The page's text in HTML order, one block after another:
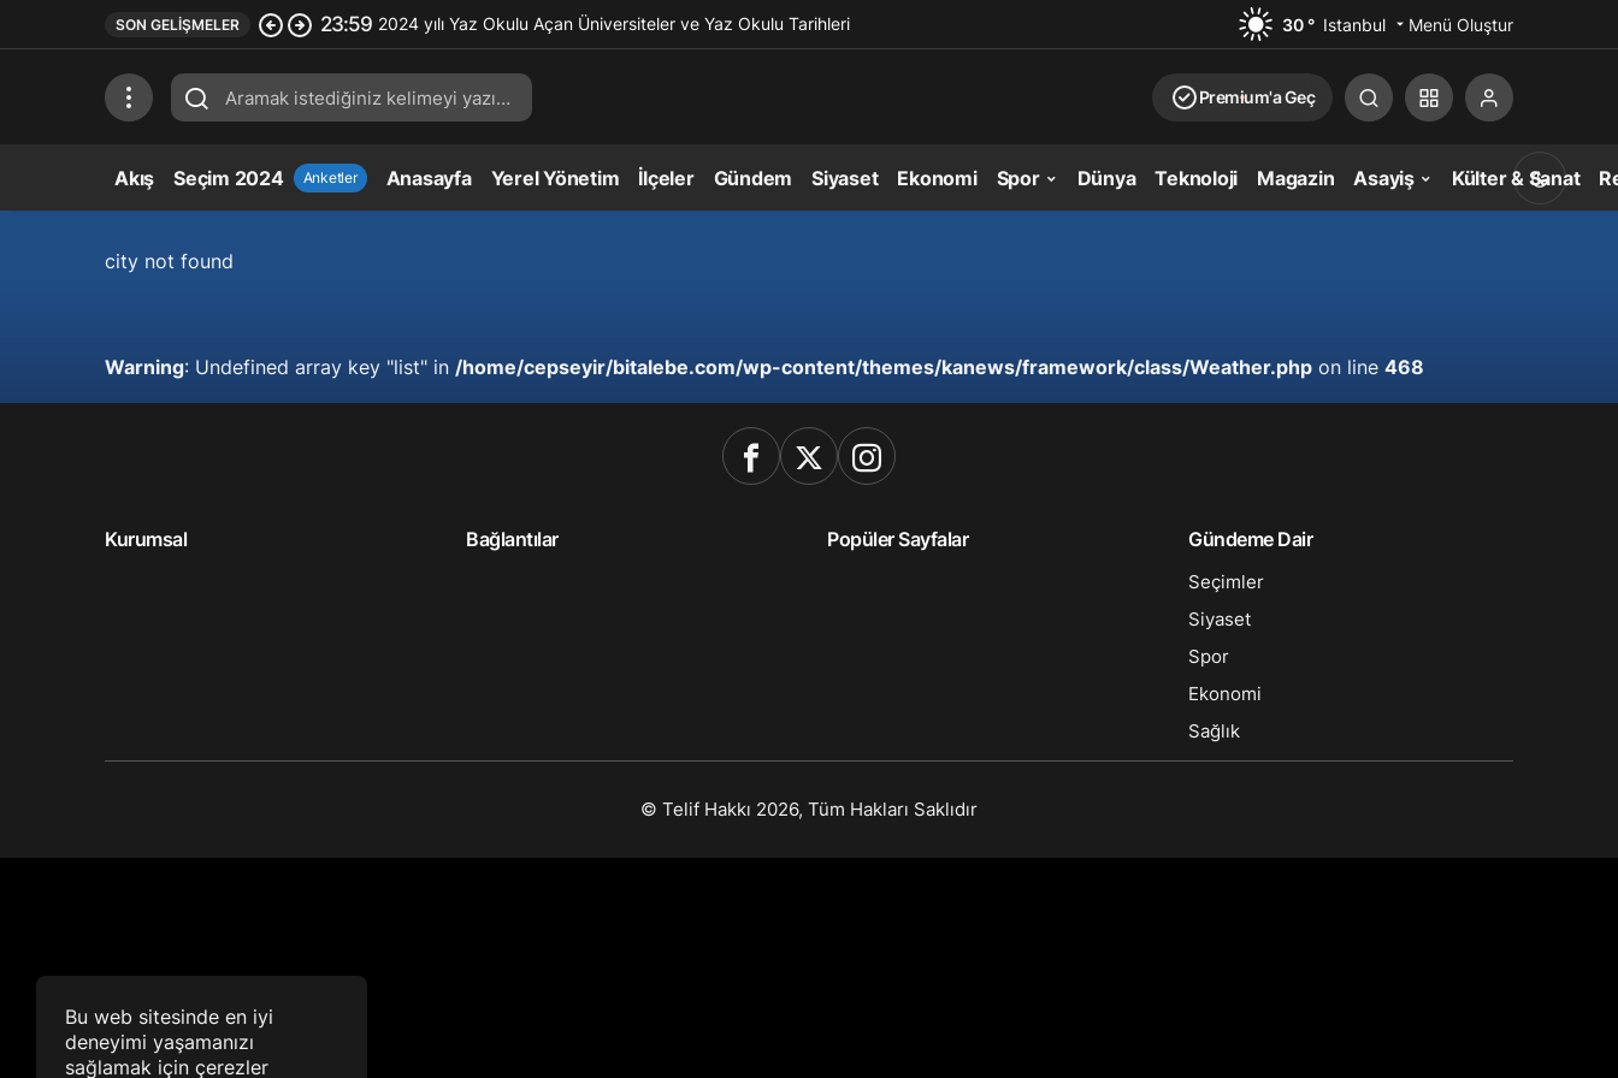
SON GELIŞMELER 23:59 2024 yılı Yaz Okulu Açan Üniversiteler ve Yaz Okulu Tarihleri 30 ° Istanbul Menü Oluştur
Premium'a Geç
Akış Seçim 2024 Anketler Anasayfa Yerel Yönetim İlçeler Gündem Siyaset Ekonomi Spor Dünya Teknoloji Magazin Asayiş Külter & Sanat
Gündüz Modu
city not found
Warning: Undefined array key "list" in /home/cepseyir/bitalebe.com/wp-content/themes/kanews/framework/class/Weather.php on line 468
Bu web sitesinde en iyi
deneyimi yaşamanızı
sağlamak için çerezler
Kurumsal Bağlantılar Popüler Sayfalar Gündeme Dair
Seçimler
Siyaset
Spor
Ekonomi
Sağlık
© Telif Hakkı 2026, Tüm Hakları Saklıdır